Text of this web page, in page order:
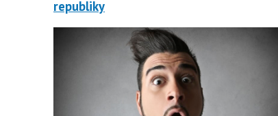
republiky